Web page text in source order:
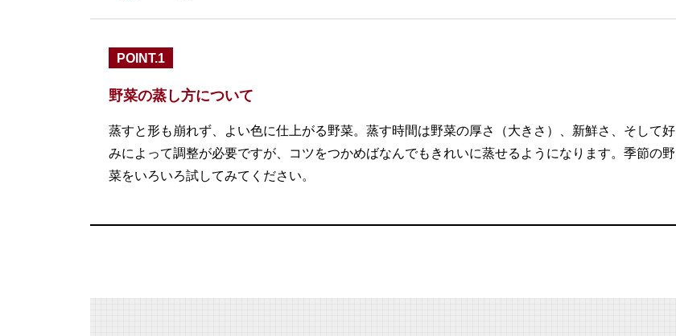
POINT.1
野菜の蒸し方について
蒸すと形も崩れず、よい色に仕上がる野菜。蒸す時間は野菜の厚さ（大きさ）、新鮮さ、そして好
みによって調整が必要ですが、コツをつかめばなんでもきれいに蒸せるようになります。季節の野
菜をいろいろ試してみてください。